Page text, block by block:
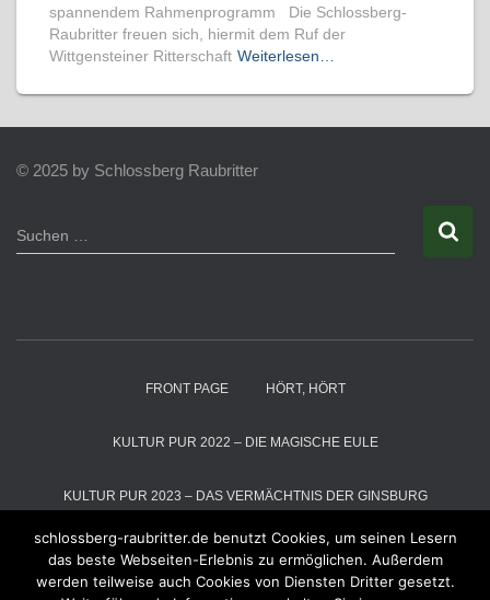
spannendem Rahmenprogramm Die Schlossberg-
Raubritter freuen sich, hiermit dem Ruf der
Wittgensteiner Ritterschaft Weiterlesen…
© 2025 by Schlossberg Raubritter
u
Suchen …
FRONT PAGE HÖRT, HÖRT
KULTUR PUR 2022 – DIE MAGISCHE EULE
KULTUR PUR 2023 – DAS VERMÄCHTNIS DER GINSBURG
KULTUR PUR 2024 – DIE SCHNEEKÖNIGIN
schlossberg-raubritter.de benutzt Cookies, um seinen Lesern
das beste Webseiten-Erlebnis zu ermöglichen. Außerdem
werden teilweise auch Cookies von Diensten Dritter gesetzt.